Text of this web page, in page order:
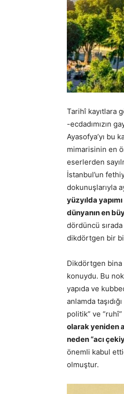
Tarihî kayıtlara
-ecdadımızın
Ayasofya’yı bu
mimarisinin en
eserlerden
İstanbul’un
dokunuşlarıyla
yüzyılda
dünyanın en
dördüncü sırada
dikdörtgen bir
Dikdörtgen bina
konuydu. Bu
yapıda ve
anlamda
politik” ve
olarak yeniden
neden “acı
önemli kabul
olmuştur.